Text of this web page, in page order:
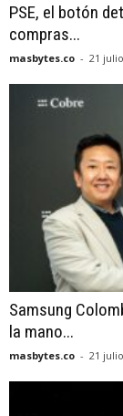
PSE, el botón
compras...
masbytes.co - 21
Samsung
la mano...
masbytes.co - 21